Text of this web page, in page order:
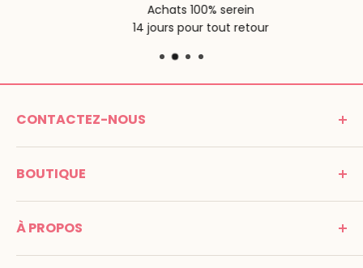
Achats 100% serein
14 jours pour tout retour
CONTACTEZ-NOUS
MONTESSORI SPIRIT
Promenade Jean Dalba
Tél : 05 53 61 21 26
Email :info@montessori-spirit.com
BOUTIQUE
C G V
Mentions légales
Paiement
À PROPOS
Montessori Spirit